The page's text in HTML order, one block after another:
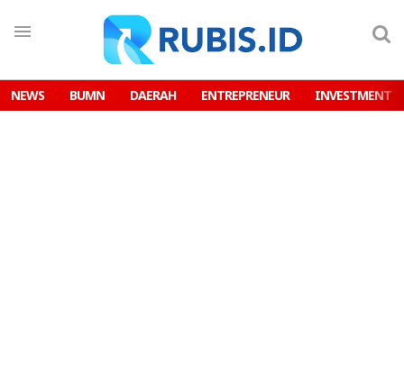
NEWS BUMN DAERAH ENTREPRENEUR INVESTMENT